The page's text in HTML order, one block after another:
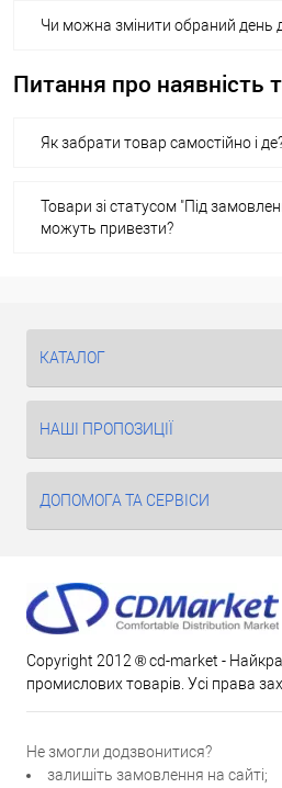
Чи можна змінити обраний день
Питання про наявність
Як забрати товар самостійно і
Товари зі статусом "Під
можуть привезти?
КАТАЛОГ
НАШІ ПРОПОЗИЦІЇ
ДОПОМОГА ТА СЕРВІСИ
Copyright 2012 ® cd-market -
промислових товарів. Усі права
Не змогли додзвонитися?
залишіть замовлення на сайті;